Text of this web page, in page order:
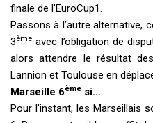
finale de l’EuroCup1.
Passons à l’autre alternative,
3ème avec l’obligation de
alors attendre le résultat
Lannion et Toulouse en
Marseille 6ème si…
Pour l’instant, les Marseillais